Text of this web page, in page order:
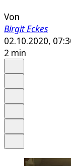
Von
Birgit Eckes
02.10.2020,
2 min